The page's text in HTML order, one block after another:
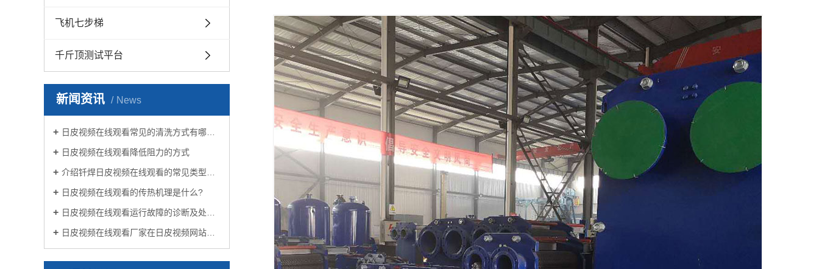
飞机七步梯
千斤顶测试平台
新闻资讯 News
日皮视频在线观看常见的清洗方式有哪些？
日皮视频在线观看降低阻力的方式
介绍钎焊日皮视频在线观看的常见类型有哪些
日皮视频在线观看的传热机理是什么?
日皮视频在线观看运行故障的诊断及处理方法
日皮视频在线观看厂家在日皮视频网站生活中有哪些作用？